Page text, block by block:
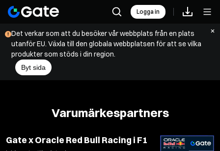
Logga in
Det verkar som att du besöker vår webbplats från en plats
utanför EU. Växla till den globala webbplatsen för att se vilka
produkter som stöds i din region.
Byt sida
Varumärkespartners
Gate x Oracle Red Bull Racing i F1